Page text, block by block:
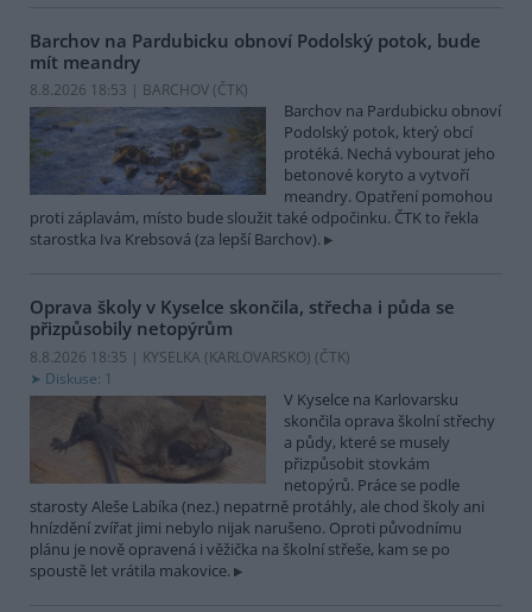
Barchov na Pardubicku obnoví Podolský potok, bude
mít meandry
8.8.2026 18:53 | BARCHOV (ČTK)
Barchov na Pardubicku obnoví
Podolský potok, který obcí
protéká. Nechá vybourat jeho
betonové koryto a vytvoří
meandry. Opatření pomohou
proti záplavám, místo bude sloužit také odpočinku. ČTK to řekla
starostka Iva Krebsová (za lepší Barchov).
Oprava školy v Kyselce skončila, střecha i půda se
přizpůsobily netopýrům
8.8.2026 18:35 | KYSELKA (KARLOVARSKO) (ČTK)
Diskuse: 1
V Kyselce na Karlovarsku
skončila oprava školní střechy
a půdy, které se musely
přizpůsobit stovkám
netopýrů. Práce se podle
starosty Aleše Labíka (nez.) nepatrně protáhly, ale chod školy ani
hnízdění zvířat jimi nebylo nijak narušeno. Oproti původnímu
plánu je nově opravená i věžička na školní střeše, kam se po
spoustě let vrátila makovice.